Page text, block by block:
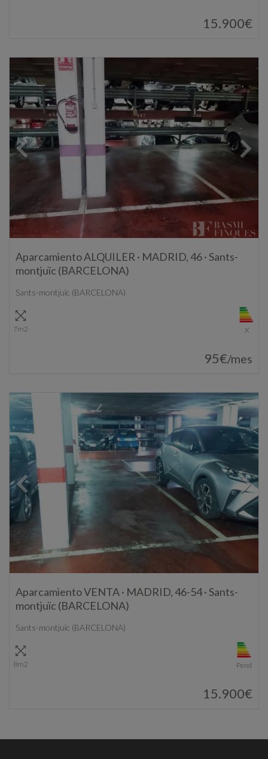
15.900€
Aparcamiento ALQUILER · MADRID, 46 · Sants-
montjuïc (BARCELONA)
Sants-montjuïc (BARCELONA)
7m2 X
95€/mes
Aparcamiento VENTA · MADRID, 46-54 · Sants-
montjuïc (BARCELONA)
Sants-montjuïc (BARCELONA)
8m2 Pend
15.900€